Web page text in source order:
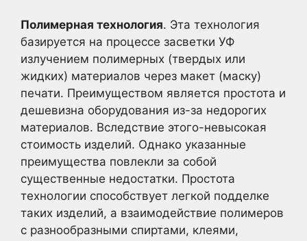
Полимерная технология. Эта технология
базируется на процессе засветки УФ
излучением полимерных (твердых или
жидких) материалов через макет (маску)
печати. Преимуществом является простота и
дешевизна оборудования из-за недорогих
материалов. Вследствие этого-невысокая
стоимость изделий. Однако указанные
преимущества повлекли за собой
существенные недостатки. Простота
технологии способствует легкой подделке
таких изделий, а взаимодействие полимеров
с разнообразными спиртами, клеями,